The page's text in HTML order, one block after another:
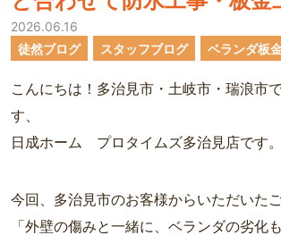
2026.06.16
徒然ブログ
スタッフブログ ベランダ板
こんにちは！多治見市・土岐市・瑞浪市
す、
日成ホーム プロタイムズ多治見店です。
今回、多治見市のお客様からいただいたご
「外壁の傷みと一緒に、ベランダの劣化